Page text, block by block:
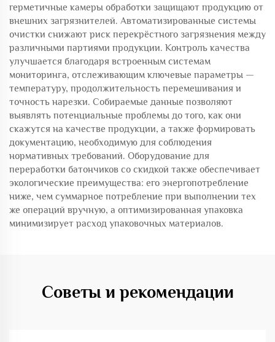
герметичные камеры обработки защищают продукцию от
внешних загрязнителей. Автоматизированные системы
очистки снижают риск перекрёстного загрязнения между
различными партиями продукции. Контроль качества
улучшается благодаря встроенным системам
мониторинга, отслеживающим ключевые параметры —
температуру, продолжительность перемешивания и
точность нарезки. Собираемые данные позволяют
выявлять потенциальные проблемы до того, как они
скажутся на качестве продукции, а также формировать
документацию, необходимую для соблюдения
нормативных требований. Оборудование для
переработки батончиков со скидкой также обеспечивает
экологические преимущества: его энергопотребление
ниже, чем суммарное потребление при выполнении тех
же операций вручную, а оптимизированная упаковка
минимизирует расход упаковочных материалов.
Советы и рекомендации